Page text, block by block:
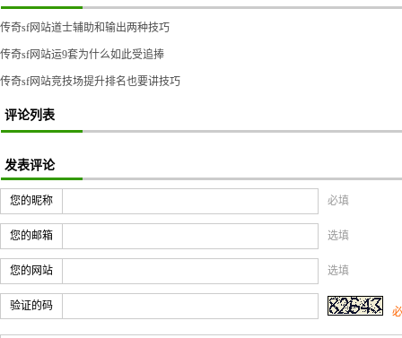
传奇sf网站道士辅助和输出两种技巧
传奇sf网站运9套为什么如此受追捧
传奇sf网站竞技场提升排名也要讲技巧
评论列表
发表评论
您的昵称 必填
您的邮箱 选填
您的网站 选填
验证的码